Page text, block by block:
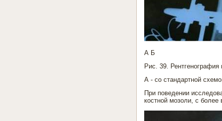
А Б
Рис. 39. Рентгенография
А - со стандартной
При поведении
костной мозоли, с